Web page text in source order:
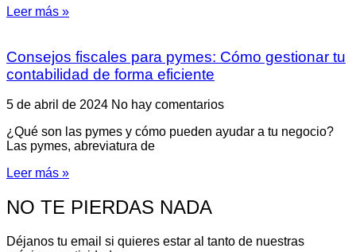
Leer más »
Consejos fiscales para pymes: Cómo gestionar tu
contabilidad de forma eficiente
5 de abril de 2024 No hay comentarios
¿Qué son las pymes y cómo pueden ayudar a tu negocio?
Las pymes, abreviatura de
Leer más »
NO TE PIERDAS NADA
Déjanos tu email si quieres estar al tanto de nuestras